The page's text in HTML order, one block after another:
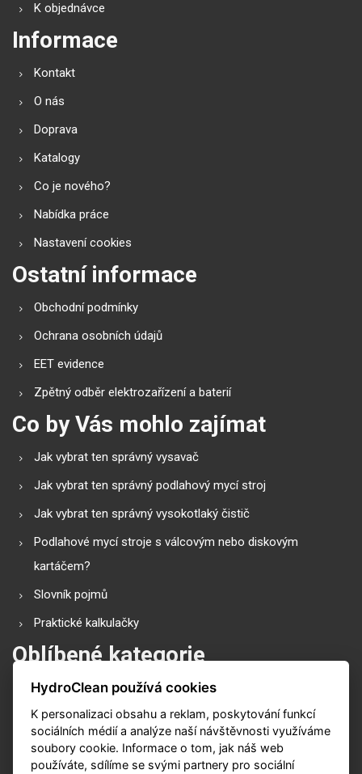
K objednávce
Informace
Kontakt
O nás
Doprava
Katalogy
Co je nového?
Nabídka práce
Nastavení cookies
Ostatní informace
Obchodní podmínky
Ochrana osobních údajů
EET evidence
Zpětný odběr elektrozařízení a baterií
Co by Vás mohlo zajímat
Jak vybrat ten správný vysavač
Jak vybrat ten správný podlahový mycí stroj
Jak vybrat ten správný vysokotlaký čistič
Podlahové mycí stroje s válcovým nebo diskovým
kartáčem?
Slovník pojmů
Praktické kalkulačky
Oblíbené kategorie
Průmyslové vysavače
Vysokotlaké čističe
Podlahové mycí stroje
HydroClean používá cookies
K personalizaci obsahu a reklam, poskytování funkcí
sociálních médií a analýze naší návštěvnosti využíváme
soubory cookie. Informace o tom, jak náš web
používáte, sdílíme se svými partnery pro sociální